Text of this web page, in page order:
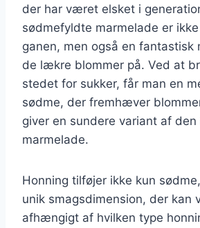
der har været elsket i
sødmefyldte marmelade er
ganen, men også en fantastisk
de lækre blommer på. Ved at
stedet for sukker, får man en
sødme, der fremhæver
giver en sundere variant af
marmelade.
Honning tilføjer ikke kun
unik smagsdimension, der kan
afhængigt af hvilken type